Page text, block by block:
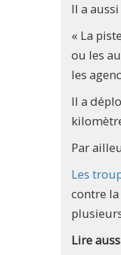
Il a
« La
ou les
les
Il a
Par
Les
contre
Lire